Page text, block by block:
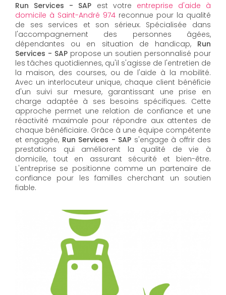
Run Services - SAP est votre entreprise d'aide à
domicile à Saint-André 974 reconnue pour la qualité
de ses services et son sérieux. Spécialisée dans
l'accompagnement des personnes âgées,
dépendantes ou en situation de handicap, Run
Services - SAP propose un soutien personnalisé pour
les tâches quotidiennes, qu'il s'agisse de l'entretien de
la maison, des courses, ou de l'aide à la mobilité.
Avec un interlocuteur unique, chaque client bénéficie
d'un suivi sur mesure, garantissant une prise en
charge adaptée à ses besoins spécifiques. Cette
approche permet une relation de confiance et une
réactivité maximale pour répondre aux attentes de
chaque bénéficiaire. Grâce à une équipe compétente
et engagée, Run Services - SAP s'engage à offrir des
prestations qui améliorent la qualité de vie à
domicile, tout en assurant sécurité et bien-être.
L'entreprise se positionne comme un partenaire de
confiance pour les familles cherchant un soutien
fiable.